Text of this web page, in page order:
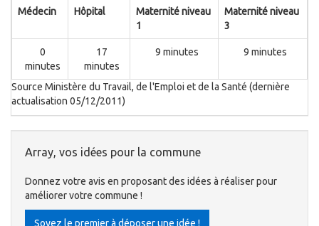
Médecin Hôpital
Maternité niveau
1
Maternité niveau
3
0
minutes
17
minutes
9 minutes 9 minutes
Source Ministère du Travail, de l'Emploi et de la Santé (dernière
actualisation 05/12/2011)
Array, vos idées pour la commune
Donnez votre avis en proposant des idées à réaliser pour
améliorer votre commune !
Soyez le premier à déposer une idée !